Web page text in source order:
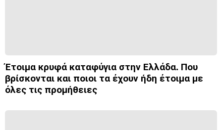
Έτοιμα κρυφά καταφύγια στην Ελλάδα. Που
βρίσκονται και ποιοι τα έχουν ήδη έτοιμα με
όλες τις προμήθειες